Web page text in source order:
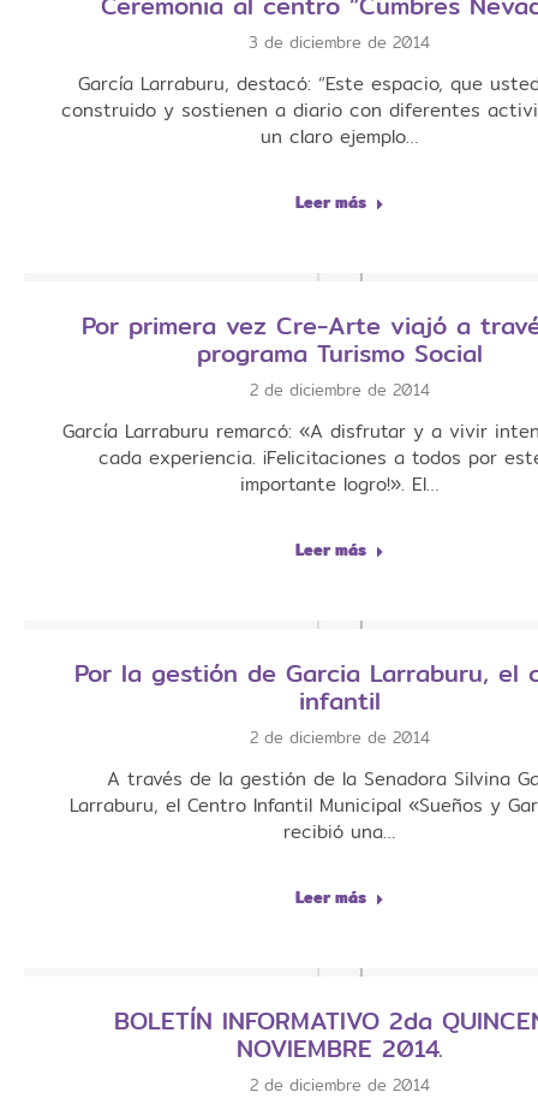
3 de diciembre de 2014
García Larraburu, destacó: “Este espacio, que
construido y sostienen a diario con diferentes
un claro ejemplo…
Leer más
Por primera vez Cre-Arte viajó a
programa Turismo Social
2 de diciembre de 2014
García Larraburu remarcó: «A disfrutar y a vivir
cada experiencia. ¡Felicitaciones a todos por
importante logro!». El…
Leer más
Por la gestión de Garcia Larraburu, el
infantil
2 de diciembre de 2014
A través de la gestión de la Senadora Silvina
Larraburu, el Centro Infantil Municipal «Sueños y
recibió una…
Leer más
BOLETÍN INFORMATIVO 2da
NOVIEMBRE 2014.
2 de diciembre de 2014